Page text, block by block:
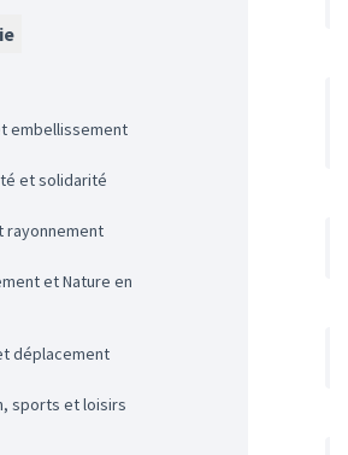
embellissement
et solidarité
rayonnement
déplacement
sports et loisirs